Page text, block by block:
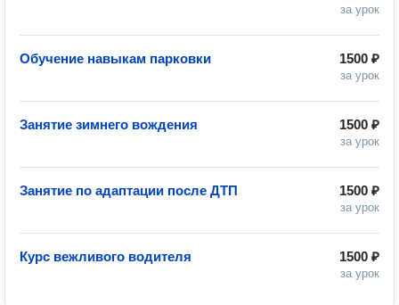
за урок
1500 ₽
за урок
Обучение навыкам парковки
1500 ₽
за урок
Занятие зимнего вождения
1500 ₽
за урок
Занятие по адаптации после ДТП
1500 ₽
за урок
Курс вежливого водителя